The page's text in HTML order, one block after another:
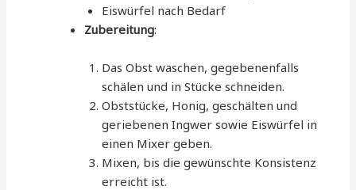
Eiswürfel nach Bedarf
Zubereitung:
Das Obst waschen, gegebenenfalls
schälen und in Stücke schneiden.
Obststücke, Honig, geschälten und
geriebenen Ingwer sowie Eiswürfel in
einen Mixer geben.
Mixen, bis die gewünschte Konsistenz
erreicht ist.